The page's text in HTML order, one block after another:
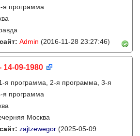
я программа
Admin (2016-11-28 23:27:46)
14-09-1980
я программа, 2-я программа, 3-я
я программа
Москва
zajtzewegor (2025-05-09